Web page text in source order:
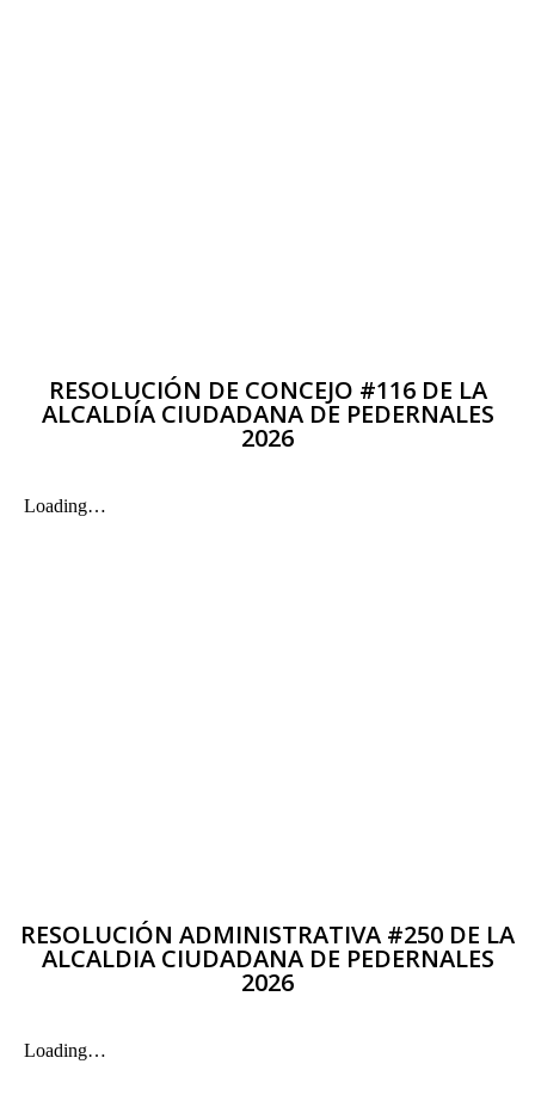
RESOLUCIÓN DE CONCEJO #116 DE LA
ALCALDÍA CIUDADANA DE PEDERNALES
2026
RESOLUCIÓN ADMINISTRATIVA #250 DE LA
ALCALDIA CIUDADANA DE PEDERNALES
2026